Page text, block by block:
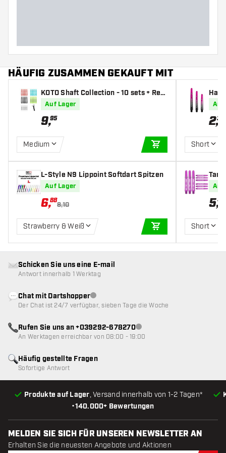
HÄUFIG ZUSAMMEN GEKAUFT MIT
KOTO Shaft Collection - 10 sets + Rem
over - Dart Shafts
Auf Lager
9,95
Medium
IN DEN
L-Style N9 Lippoint Softdart Spitzen
Auf Lager
6,88
8,10
Strawberry & Weiß
IN DEN
tAuf
2,35
Short
afts
Auf
5,49
Short
•140.000+ Bewertungen
Produkte auf Lager, Versand innerhalb von 1-2 Tagen*
Häufig gestellte Fragen
Sofortige Antwort
Schicken Sie uns eine E-mail
Antwort innerhalb 1 Werktag
Chat mit DartshopperKundenservice nicht verfügbar
Der Chat ist 24/7 verfügbar, sieben Tage die Woche
Rufen Sie uns an +039292-678270Kundenservice nicht
An Werktagen erreichbar von 08:00 - 19:00
MELDEN SIE SICH FÜR UNSEREN NEWSLETTER AN
Erhalten Sie die neuesten Angebote und Aktionen